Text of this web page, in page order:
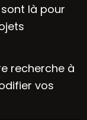
là pour
recherche à
vos